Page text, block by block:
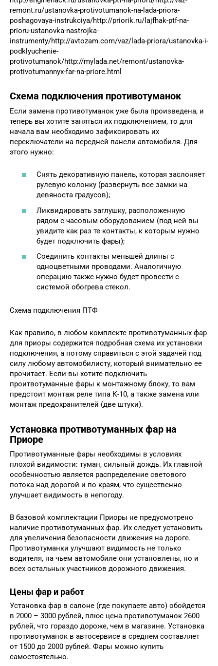
remont.ru/ustanovka-protivotumanok-na-lada-priora-
poshagovaya-instrukciya/http://priorik.ru/lajfhak-ptf-na-
prioru-ustanovka-nastrojka-
instrumenty/http://avtozam.com/vaz/lada-priora/ustanovka-i-
podklyuchenie-
protivotumanok/http://mylada.net/remont/ustanovka-
protivotumannyx-far-na-priore.html
Схема подключения противотуманок
Если замена противотуманок уже была произведена, и
теперь вы хотите заняться их подключением, то для
начала вам необходимо зафиксировать их
переключатели на передней панели автомобиля. Для
этого нужно:
Снять декоративную панель, которая заслоняет
рулевую колонку (развернуть все замки на
девяноста градусов);
Ликвидировать заглушку, расположенную
рядом с часовым оборудованием (под ней вы
увидите как раз те контакты, к которым нужно
будет подключить фары);
Соединить контакты меньшей длины с
одноцветными проводами. Аналогичную
операцию также нужно будет провести с
системой обогрева стекол.
Схема подключения ПТФ
Как правило, в любом комплекте противотуманных фар
для приоры содержится подробная схема их установки
подключения, а потому справиться с этой задачей под
силу любому автомобилисту, который внимательно ее
прочитает. Если вы хотите подключить
проитвотуманные фары к монтажному блоку, то вам
предстоит монтаж реле типа К-10, а также замена или
монтаж предохранителей (две штуки).
Установка противотуманных фар на
Приоре
Противотуманные фары необходимы в условиях
плохой видимости: туман, сильный дождь. Их главной
особенностью является распределение светового
потока над дорогой и по краям, что существенно
улучшает видимость в непогоду.
В базовой комплектации Приоры не предусмотрено
наличие противотуманных фар. Их следует установить
для увеличения безопасности движения на дороге.
Противотуманки улучшают видимость не только
водителя, на чьем автомобиле они установлены, но и
всех остальных участников дорожного движения.
Цены фар и работ
Установка фар в салоне (где покупаете авто) обойдется
в 2000 – 3000 рублей, плюс цена противотуманок 2600
рублей, что гораздо дороже, чем в магазине. Установка
противотуманок в автосервисе в среднем составляет
от 1500 до 2000 рублей. Фары можно купить
самостоятельно.